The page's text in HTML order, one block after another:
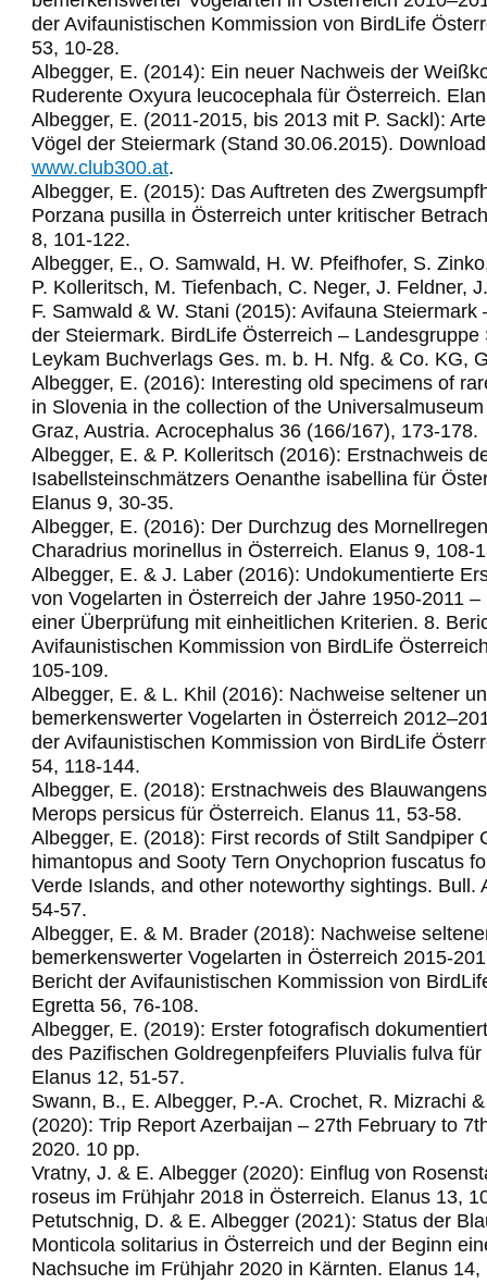
der Avifaunistischen Kommission von BirdLife
53, 10-28.
Albegger, E. (2014): Ein neuer Nachweis der
Ruderente Oxyura leucocephala für Österreich.
Albegger, E. (2011-2015, bis 2013 mit P. Sackl):
Vögel der Steiermark (Stand 30.06.2015).
www.club300.at.
Albegger, E. (2015): Das Auftreten des
Porzana pusilla in Österreich unter kritischer
8, 101-122.
Albegger, E., O. Samwald, H. W. Pfeifhofer, S.
P. Kolleritsch, M. Tiefenbach, C. Neger, J. Feldner,
F. Samwald & W. Stani (2015): Avifauna Steiermark
der Steiermark. BirdLife Österreich – Landesgruppe
Leykam Buchverlags Ges. m. b. H. Nfg. & Co. KG,
Albegger, E. (2016): Interesting old specimens of
in Slovenia in the collection of the
Graz, Austria. Acrocephalus 36 (166/167), 173-178.
Albegger, E. & P. Kolleritsch (2016): Erstnachweis
Isabellsteinschmätzers Oenanthe isabellina für
Elanus 9, 30-35.
Albegger, E. (2016): Der Durchzug des
Charadrius morinellus in Österreich. Elanus 9, 108-
Albegger, E. & J. Laber (2016): Undokumentierte
von Vogelarten in Österreich der Jahre 1950-2011 –
einer Überprüfung mit einheitlichen Kriterien. 8.
Avifaunistischen Kommission von BirdLife
105-109.
Albegger, E. & L. Khil (2016): Nachweise seltener
bemerkenswerter Vogelarten in Österreich
der Avifaunistischen Kommission von BirdLife
54, 118-144.
Albegger, E. (2018): Erstnachweis des
Merops persicus für Österreich. Elanus 11, 53-58.
Albegger, E. (2018): First records of Stilt Sandpiper
himantopus and Sooty Tern Onychoprion fuscatus
Verde Islands, and other noteworthy sightings. Bull.
54-57.
Albegger, E. & M. Brader (2018): Nachweise
bemerkenswerter Vogelarten in Österreich 2015-
Bericht der Avifaunistischen Kommission von
Egretta 56, 76-108.
Albegger, E. (2019): Erster fotografisch
des Pazifischen Goldregenpfeifers Pluvialis fulva
Elanus 12, 51-57.
Swann, B., E. Albegger, P.-A. Crochet, R. Mizrachi
(2020): Trip Report Azerbaijan – 27th February to
2020. 10 pp.
Vratny, J. & E. Albegger (2020): Einflug von
roseus im Frühjahr 2018 in Österreich. Elanus 13,
Petutschnig, D. & E. Albegger (2021): Status der
Monticola solitarius in Österreich und der Beginn
Nachsuche im Frühjahr 2020 in Kärnten. Elanus 14,